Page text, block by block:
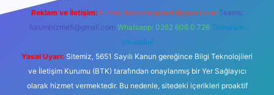
Reklam ve İletişim: E-mail: backlinkpaneli@gmail.com Teams:
forumhizmeti@gmail.com Whatsapp: 0262 606 0 726 Telegram:
@karabul
Yasal Uyarı: Sitemiz, 5651 Sayılı Kanun gereğince Bilgi Teknolojileri
ve İletişim Kurumu (BTK) tarafından onaylanmış bir Yer Sağlayıcı
olarak hizmet vermektedir. Bu nedenle, sitedeki içerikleri proaktif